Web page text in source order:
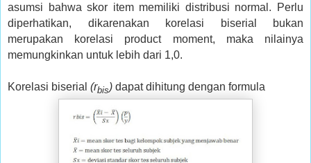
asumsi bahwa skor item memiliki distribusi normal. Perlu
diperhatikan, dikarenakan korelasi biserial bukan
merupakan korelasi product moment, maka nilainya
memungkinkan untuk lebih dari 1,0.
Korelasi biserial (rbis) dapat dihitung dengan formula